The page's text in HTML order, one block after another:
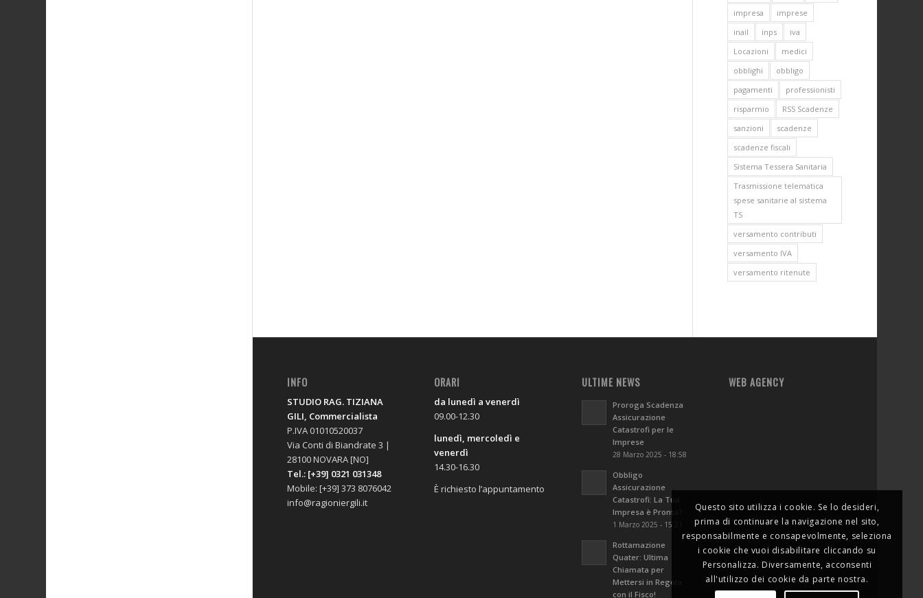
impresa
imprese
inail
inps
iva
Locazioni
medici
obblighi
obbligo
pagamenti
professionisti
risparmio
RSS Scadenze
sanzioni
scadenze
scadenze fiscali
Sistema Tessera Sanitaria
Trasmissione telematica
spese sanitarie al sistema
TS
versamento contributi
versamento IVA
versamento ritenute
INFO
STUDIO RAG. TIZIANA
GILI, Commercialista
P.IVA 01010520037
Via Conti di Biandrate 3 |
28100 NOVARA [NO]
Tel.: [+39] 0321 031348
Mobile: [+39] 373 8076042
info@ragioniergili.it
ORARI
da lunedì a venerdì
09.00-12.30
lunedì, mercoledì e
venerdì
14.30-16.30
È richiesto l’appuntamento
ULTIME NEWS
Proroga Scadenza
Assicurazione
Catastrofi per le
Imprese
28 Marzo 2025 - 18:58
Obbligo
Assicurazione
Catastrofi: La Tua
Impresa è Pronta?
1 Marzo 2025 - 15:21
Rottamazione
Quater: Ultima
Chiamata per
Mettersi in Regola
con il Fisco!
WEB AGENCY
Questo sito utilizza i cookie. Se lo desideri,
prima di continuare la navigazione nel sito,
responsabilmente e consapevolmente, seleziona
i cookie che vuoi disabilitare cliccando su
Personalizza. Diversamente, acconsenti
all'utilizzo dei cookie da parte nostra.